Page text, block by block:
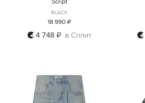
S XL XXL
BLACK
18 990 ₽
4 748 ₽ в Сплит